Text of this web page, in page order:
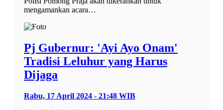
mengamankan acara…
Pj Gubernur: 'Ayi Ayo Onam'
Tradisi Leluhur yang Harus
Dijaga
Rabu, 17 April 2024 - 21:48 WIB